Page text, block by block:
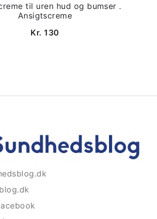
til uren hud og bumser .
Ansigtscreme
Kr. 130